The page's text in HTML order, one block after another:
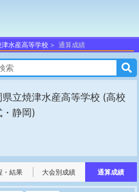
水産高等学校 通算成績
県立焼津水産高等学校 (高校
静岡)
・結果 大会別成績 通算成績